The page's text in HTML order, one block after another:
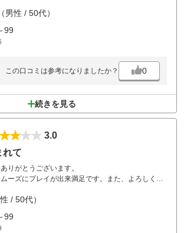
（男性 / 50代）
99
この口コミは参考になりましたか？ 0
続きを見る
3.0
れて
りがとうございます。
ーズにプレイが出来満足です。また、よろしくお
性 / 50代）
99